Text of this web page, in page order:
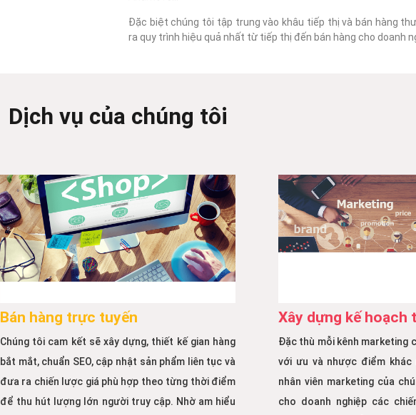
Đặc biệt chúng tôi tập trung vào khâu tiếp thị và bán hàng
ra quy trình hiệu quả nhất từ tiếp thị đến bán hàng cho doanh
Dịch vụ của chúng tôi
Bán hàng trực tuyến
Chúng tôi cam kết sẽ xây dựng, thiết kế gian hàng
bắt mắt, chuẩn SEO, cập nhật sản phẩm liên tục và
đưa ra chiến lược giá phù hợp theo từng thời điểm
để thu hút lượng lớn người truy cập. Nhờ am hiểu
Xây dựng kế hoạch
Đặc thù mỗi kênh marketing
với ưu và nhược điểm khác
nhân viên marketing của
cho doanh nghiệp các